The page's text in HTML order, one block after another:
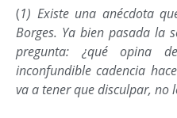
(1) Existe una anécdota
Borges. Ya bien pasada la
pregunta: ¿qué opina
inconfundible cadencia
va a tener que disculpar, no